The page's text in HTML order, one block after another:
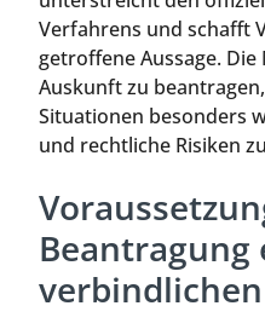
Verfahrens und schafft
getroffene Aussage.
Auskunft zu
Situationen besonders
und rechtliche Risiken
Beantragung